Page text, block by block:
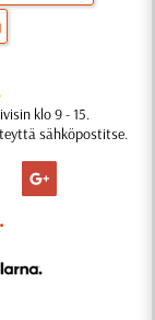
klo 9 - 15.
sähköpostitse.